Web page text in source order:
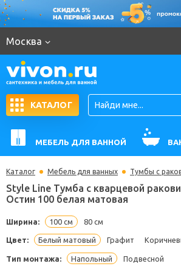
Москва
КАТАЛОГ
МЕБЕЛЬ ДЛЯ ВАННОЙ
Каталог Мебель для ванных Тумбы с
Остин 100 белая матовая
Ширина: 100 см 80 см
Белый матовый